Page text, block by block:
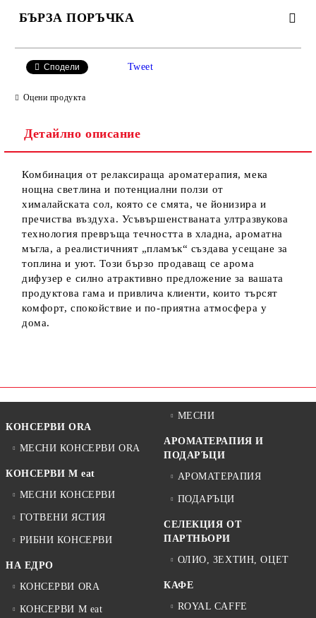
БЪРЗА ПОРЪЧКА
Ние ще се свържем с вас в рамките на работния ден.
Сподели Tweet
Оцени продукта
Детайлно описание
Комбинация от релаксираща ароматерапия, мека
нощна светлина и потенциални ползи от
хималайската сол, която се смята, че йонизира и
пречиства въздуха. Усъвършенстваната ултразвукова
технология превръща течността в хладна, ароматна
мъгла, а реалистичният „пламък“ създава усещане за
топлина и уют. Този бързо продаващ се арома
дифузер е силно атрактивно предложение за вашата
продуктова гама и привлича клиенти, които търсят
комфорт, спокойствие и по‑приятна атмосфера у
дома.
КОНСЕРВИ ORA
МЕСНИ КОНСЕРВИ ORA
КОНСЕРВИ M eat
МЕСНИ КОНСЕРВИ
ГОТВЕНИ ЯСТИЯ
РИБНИ КОНСЕРВИ
НА ЕДРО
КОНСЕРВИ ORA
КОНСЕРВИ M eat
МЕСНИ
АРОМАТЕРАПИЯ И
ПОДАРЪЦИ
АРОМАТЕРАПИЯ
ПОДАРЪЦИ
СЕЛЕКЦИЯ ОТ
ПАРТНЬОРИ
ОЛИО, ЗЕХТИН, ОЦЕТ
КАФЕ
ROYAL CAFFE